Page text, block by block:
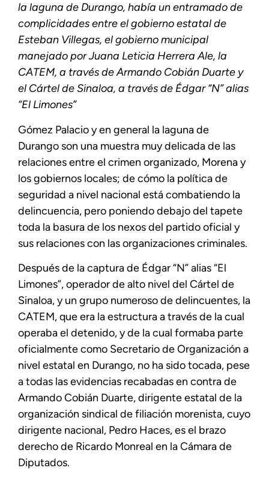
la laguna de Durango, había un entramado de
complicidades entre el gobierno estatal de
Esteban Villegas, el gobierno municipal
manejado por Juana Leticia Herrera Ale, la
CATEM, a través de Armando Cobián Duarte y
el Cártel de Sinaloa, a través de Édgar “N” alias
“El Limones”
Gómez Palacio y en general la laguna de
Durango son una muestra muy delicada de las
relaciones entre el crimen organizado, Morena y
los gobiernos locales; de cómo la política de
seguridad a nivel nacional está combatiendo la
delincuencia, pero poniendo debajo del tapete
toda la basura de los nexos del partido oficial y
sus relaciones con las organizaciones criminales.
Después de la captura de Édgar “N” alias “El
Limones”, operador de alto nivel del Cártel de
Sinaloa, y un grupo numeroso de delincuentes, la
CATEM, que era la estructura a través de la cual
operaba el detenido, y de la cual formaba parte
oficialmente como Secretario de Organización a
nivel estatal en Durango, no ha sido tocada, pese
a todas las evidencias recabadas en contra de
Armando Cobián Duarte, dirigente estatal de la
organización sindical de filiación morenista, cuyo
dirigente nacional, Pedro Haces, es el brazo
derecho de Ricardo Monreal en la Cámara de
Diputados.